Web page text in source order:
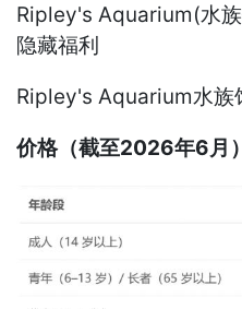
Ripley's Aquarium(水
隐藏福利
Ripley's Aquarium水族
价格（截至2026年6月